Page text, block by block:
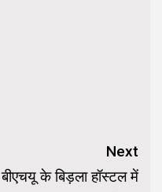
Next
बीएचयू के बिड़ला हॉस्टल में